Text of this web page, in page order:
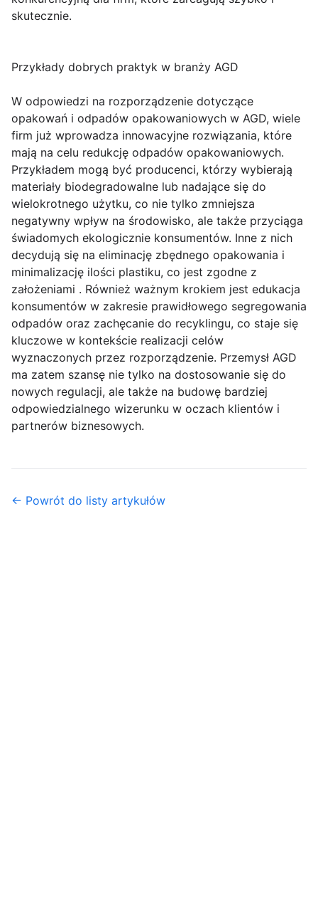
skutecznie.
Przykłady dobrych praktyk w branży AGD
W odpowiedzi na rozporządzenie dotyczące
opakowań i odpadów opakowaniowych w AGD, wiele
firm już wprowadza innowacyjne rozwiązania, które
mają na celu redukcję odpadów opakowaniowych.
Przykładem mogą być producenci, którzy wybierają
materiały biodegradowalne lub nadające się do
wielokrotnego użytku, co nie tylko zmniejsza
negatywny wpływ na środowisko, ale także przyciąga
świadomych ekologicznie konsumentów. Inne z nich
decydują się na eliminację zbędnego opakowania i
minimalizację ilości plastiku, co jest zgodne z
założeniami . Również ważnym krokiem jest edukacja
konsumentów w zakresie prawidłowego segregowania
odpadów oraz zachęcanie do recyklingu, co staje się
kluczowe w kontekście realizacji celów
wyznaczonych przez rozporządzenie. Przemysł AGD
ma zatem szansę nie tylko na dostosowanie się do
nowych regulacji, ale także na budowę bardziej
odpowiedzialnego wizerunku w oczach klientów i
partnerów biznesowych.
← Powrót do listy artykułów